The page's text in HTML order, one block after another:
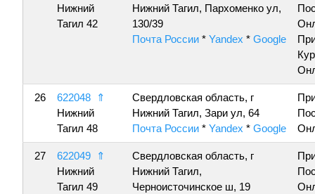
Нижний
Тагил 42
Нижний Тагил, Пархоменко ул,
130/39
Почта России * Yandex * Google
26 622048
⇑
Нижний
Тагил 48
Свердловская область, г
Нижний Тагил, Зари ул, 64
Почта России * Yandex * Google
27 622049
⇑
Нижний
Тагил 49
Свердловская область, г
Нижний Тагил,
Черноисточинское ш, 19